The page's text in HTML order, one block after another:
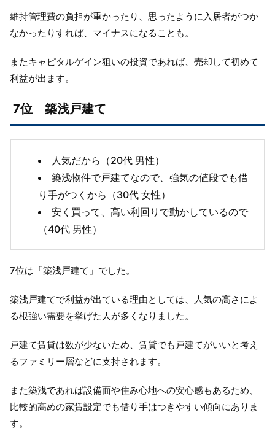
維持管理費の負担が重かったり、思ったように入居者がつか
なかったりすれば、マイナスになることも。
またキャピタルゲイン狙いの投資であれば、売却して初めて
利益が出ます。
7位 築浅戸建て
人気だから（20代 男性）
築浅物件で戸建てなので、強気の値段でも借
り手がつくから（30代 女性）
安く買って、高い利回りで動かしているので
（40代 男性）
7位は「築浅戸建て」でした。
築浅戸建てで利益が出ている理由としては、人気の高さによ
る根強い需要を挙げた人が多くなりました。
戸建て賃貸は数が少ないため、賃貸でも戸建てがいいと考え
るファミリー層などに支持されます。
また築浅であれば設備面や住み心地への安心感もあるため、
比較的高めの家賃設定でも借り手はつきやすい傾向にありま
す。